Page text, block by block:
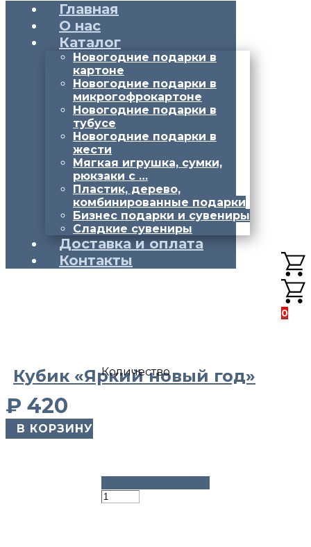
Главная
О нас
Каталог
Новогодние подарки в
картоне
Новогодние подарки в
микрогофрокартоне
Новогодние подарки в
тубусе
Новогодние подарки в
жести
Мягкая игрушка, сумки,
рюкзаки с …
Пластик, дерево,
комбинированные подарки
Бизнес подарки и сувениры
Сладкие сувениры
Доставка и оплата
Контакты
0
Кубик «Яркий новый год»
₽ 420
​ В КОРЗИНУ
Количество